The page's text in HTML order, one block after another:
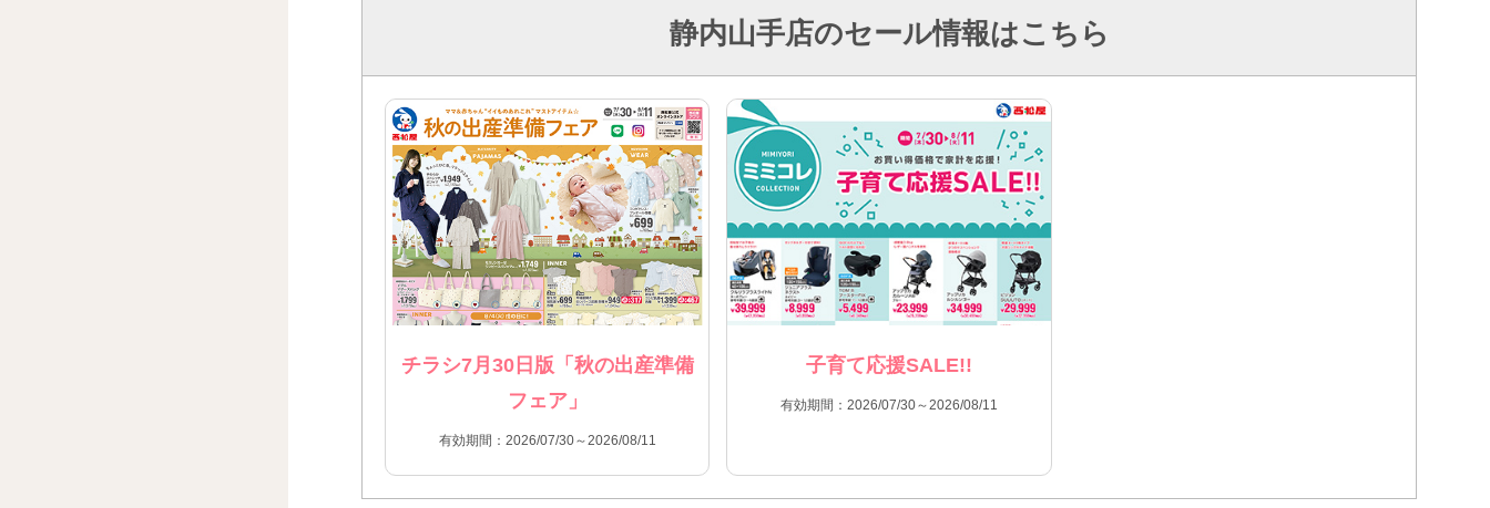
静内山手店のセール情報はこちら
チラシ7月30日版「秋の出産準備
フェア」
有効期間：2026/07/30～2026/08/11
子育て応援SALE!!
有効期間：2026/07/30～2026/08/11